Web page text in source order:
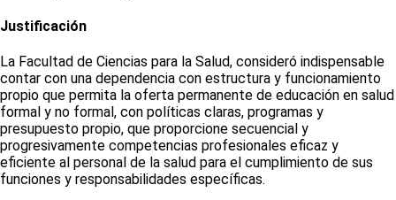
Justificación
La Facultad de Ciencias para la Salud, consideró indispensable
contar con una dependencia con estructura y funcionamiento
propio que permita la oferta permanente de educación en salud
formal y no formal, con políticas claras, programas y
presupuesto propio, que proporcione secuencial y
progresivamente competencias profesionales eficaz y
eficiente al personal de la salud para el cumplimiento de sus
funciones y responsabilidades específicas.